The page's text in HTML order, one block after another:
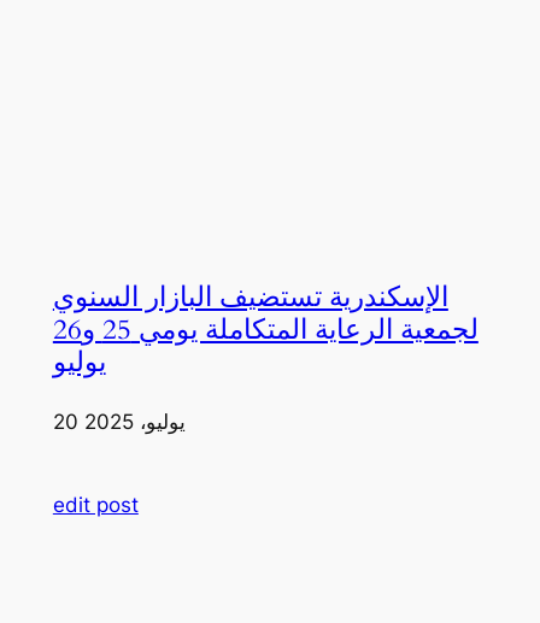
الإسكندرية تستضيف البازار السنوي
لجمعية الرعاية المتكاملة يومي 25 و26
يوليو
20 يوليو، 2025
edit post